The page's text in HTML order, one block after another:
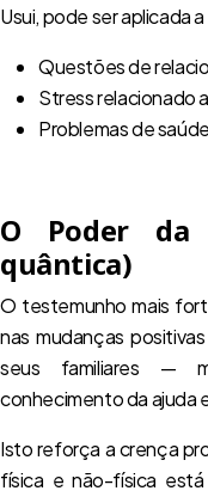
Usui, pode ser aplicada
Questões de
Stress relacionado
Problemas de
O Poder da
quântica)
O testemunho mais
nas mudanças
seus familiares —
conhecimento da ajuda
Isto reforça a crença
física e não-física